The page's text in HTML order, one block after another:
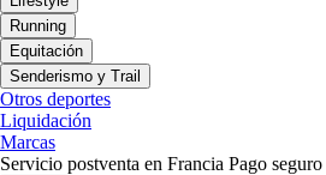
Running
Equitación
Senderismo y Trail
Otros deportes
Liquidación
Marcas
Servicio postventa en Francia Pago seguro